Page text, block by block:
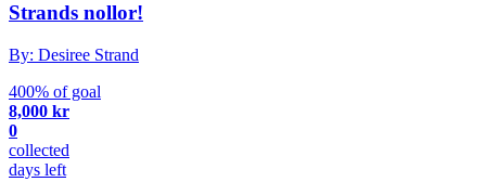
Strands nollor!
By: Desiree Strand
400% of goal
8,000 kr
0
collected
days left